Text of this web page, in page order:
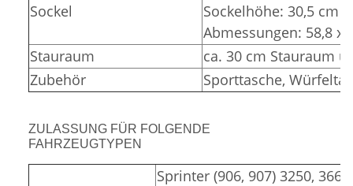
Sockel
Sockelhöhe: 30,5 cm
Abmessungen: 58,8 x
Stauraum
ca. 30 cm Stauraum
Zubehör
Sporttasche,
ZULASSUNG FÜR FOLGENDE
FAHRZEUGTYPEN
Sprinter (906, 907) 3250,